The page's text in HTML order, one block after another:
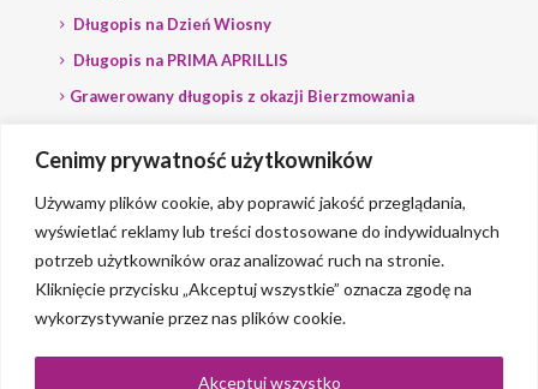
Cenimy prywatność użytkowników
Używamy plików cookie, aby poprawić jakość przeglądania,
wyświetlać reklamy lub treści dostosowane do indywidualnych
potrzeb użytkowników oraz analizować ruch na stronie.
Kliknięcie przycisku „Akceptuj wszystkie” oznacza zgodę na
wykorzystywanie przez nas plików cookie.
Akceptuj wszystko
Długopis na Dzień Wiosny
Długopis na PRIMA APRILLIS
Grawerowany długopis z okazji Bierzmowania
Grawerowany długopis dla Polityka
© 2023 Grawerlik |2QBS